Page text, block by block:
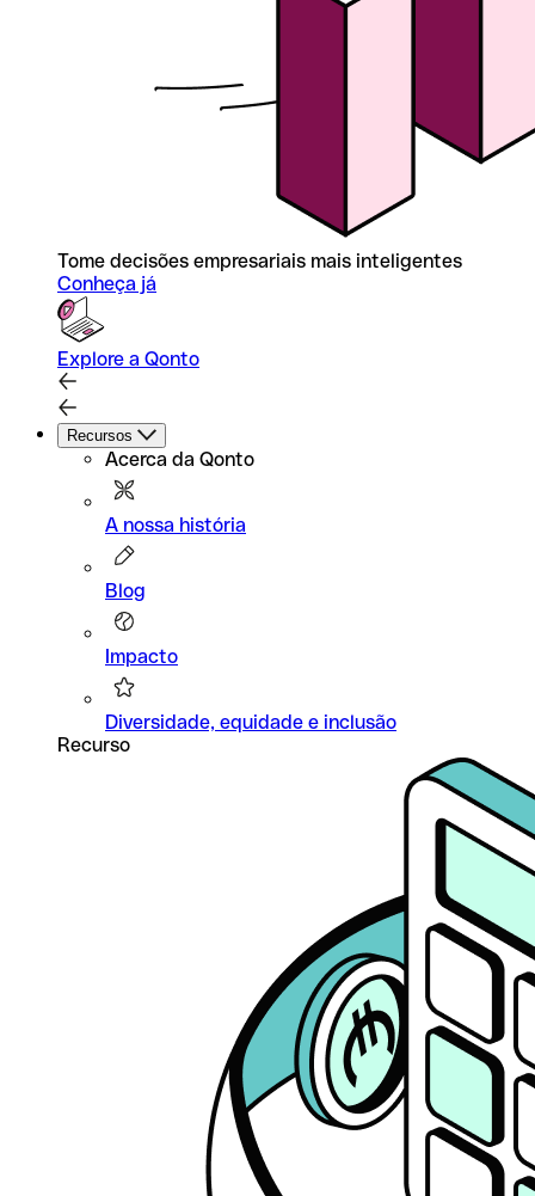
Tome decisões empresariais mais inteligentes
Conheça já
Explore a Qonto
Recursos
Acerca da Qonto
A nossa história
Blog
Impacto
Diversidade, equidade e inclusão
Recurso